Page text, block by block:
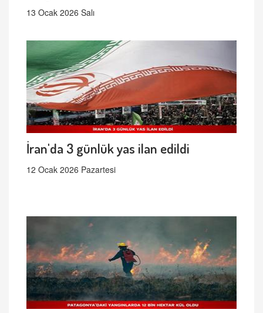
13 Ocak 2026 Salı
İran'da 3 günlük yas ilan edildi
12 Ocak 2026 Pazartesi